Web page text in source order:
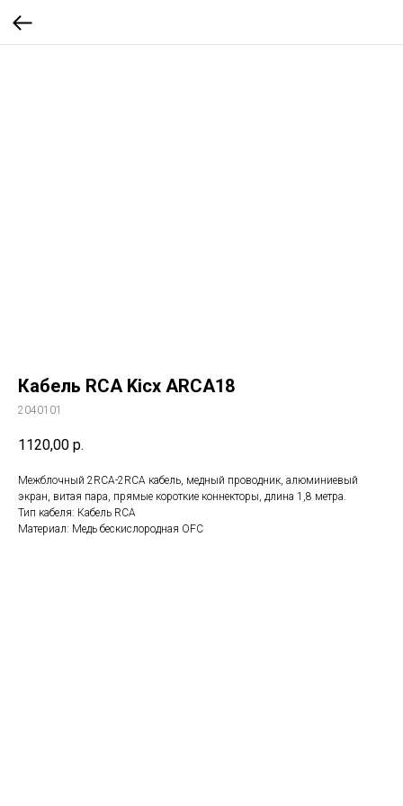
Кабель RCA Kicx ARCA18
2040101
1120,00 р.
Межблочный 2RCA-2RCA кабель, медный проводник, алюминиевый
экран, витая пара, прямые короткие коннекторы, длина 1,8 метра.
Тип кабеля: Кабель RCA
Материал: Медь бескислородная OFC